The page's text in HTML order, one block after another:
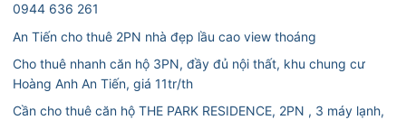
0944 636 261
An Tiến cho thuê 2PN nhà đẹp lầu cao view thoáng
Cho thuê nhanh căn hộ 3PN, đầy đủ nội thất, khu chung cư
Hoàng Anh An Tiến, giá 11tr/th
Cần cho thuê căn hộ THE PARK RESIDENCE, 2PN , 3 máy lạnh,